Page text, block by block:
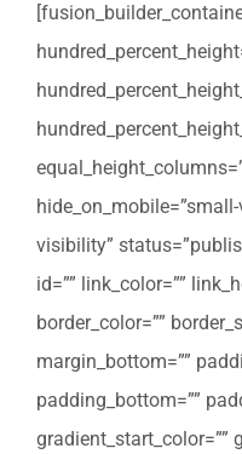
visibility”
id=”” link_color=””
border_color=””
margin_bottom=””
padding_bottom=””
gradient_start_color=””